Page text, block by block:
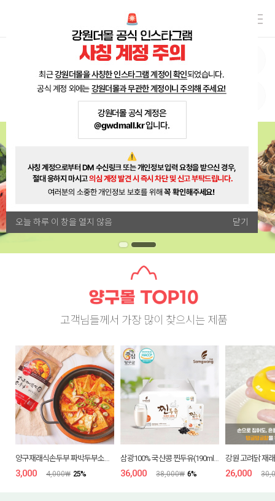
오늘 하루 이 창을 열지 않음 닫기
고객님들께서 가장 많이 찾으시는 제품
3,000 4,000₩ 25% 36,000 38,000₩ 6%
강원 고려닭 재
26,000